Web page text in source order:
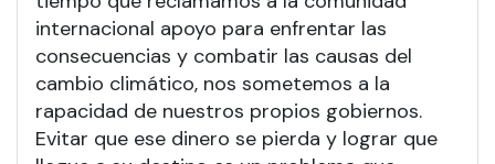
internacional apoyo para enfrentar las
consecuencias y combatir las causas del
cambio climático, nos sometemos a la
rapacidad de nuestros propios gobiernos.
Evitar que ese dinero se pierda y lograr que